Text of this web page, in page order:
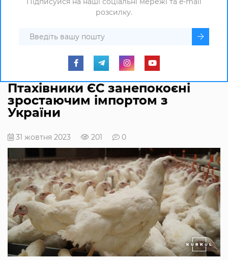
розсилку.
Птахівники ЄС занепокоєні
зростаючим імпортом з
України
31 жовтня 2023 201 0